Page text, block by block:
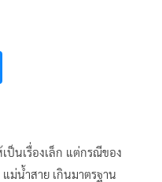
ป็นเรื่องเล็ก แต่กรณีของ
ม่น้ำสาย เกินมาตรฐาน